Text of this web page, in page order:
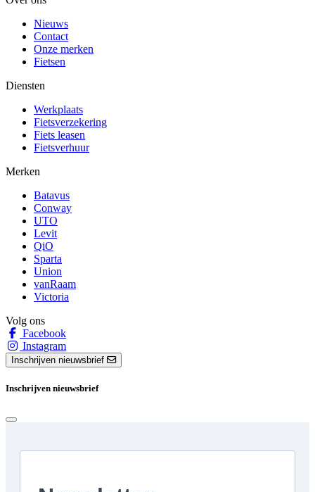
Nieuws
Contact
Onze merken
Fietsen
Diensten
Werkplaats
Fietsverzekering
Fiets leasen
Fietsverhuur
Merken
Batavus
Conway
UTO
Levit
QiO
Sparta
Union
vanRaam
Victoria
Volg ons
Facebook
Instagram
Inschrijven nieuwsbrief
Inschrijven nieuwsbrief